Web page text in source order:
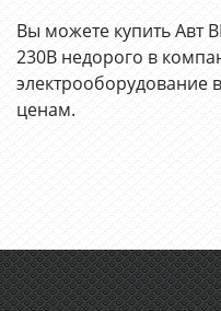
Вы можете купить Авт
230В недорого в
электрооборудование
ценам.